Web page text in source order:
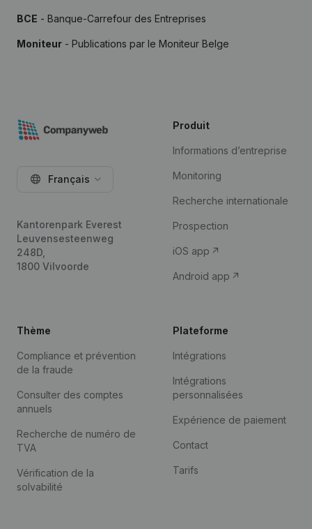
BCE - Banque-Carrefour des Entreprises
Moniteur - Publications par le Moniteur Belge
Français
Kantorenpark Everest
Leuvensesteenweg
248D,
1800 Vilvoorde
Produit
Informations d’entreprise
Monitoring
Recherche internationale
Prospection
iOS app
Android app
Thème
Compliance et prévention
de la fraude
Consulter des comptes
annuels
Recherche de numéro de
TVA
Vérification de la
solvabilité
Plateforme
Intégrations
Intégrations
personnalisées
Expérience de paiement
Contact
Tarifs